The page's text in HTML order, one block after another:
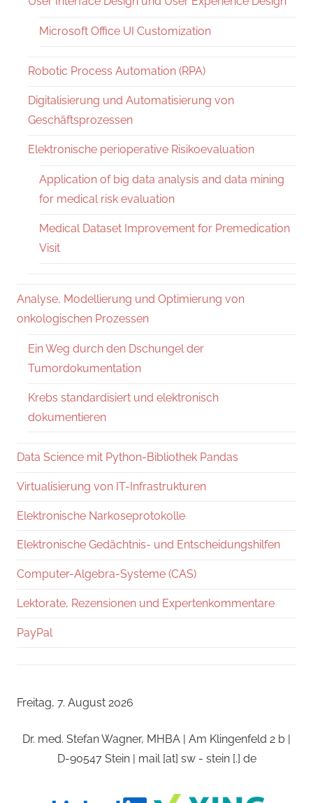
Microsoft Office UI Customization
Robotic Process Automation (RPA)
Digitalisierung und Automatisierung von
Geschäftsprozessen
Elektronische perioperative Risikoevaluation
Application of big data analysis and data mining
for medical risk evaluation
Medical Dataset Improvement for Premedication
Visit
Analyse, Modellierung und Optimierung von
onkologischen Prozessen
Ein Weg durch den Dschungel der
Tumordokumentation
Krebs standardisiert und elektronisch
dokumentieren
Data Science mit Python-Bibliothek Pandas
Virtualisierung von IT-Infrastrukturen
Elektronische Narkoseprotokolle
Elektronische Gedächtnis- und Entscheidungshilfen
Computer-Algebra-Systeme (CAS)
Lektorate, Rezensionen und Expertenkommentare
PayPal
Freitag, 7. August 2026
Dr. med. Stefan Wagner, MHBA | Am Klingenfeld 2 b |
D-90547 Stein | mail [at] sw - stein [.] de